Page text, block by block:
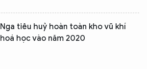
Nga tiêu huỷ hoàn toàn kho vũ khí
hoá học vào năm 2020